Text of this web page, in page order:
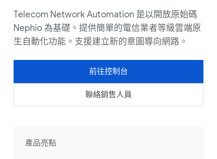
Telecom Network Automation 是以開放原始碼
Nephio 為基礎。提供簡單的電信業者等級雲端原
生自動化功能。支援建立新的意圖導向網路。
前往控制台
聯絡銷售人員
產品亮點